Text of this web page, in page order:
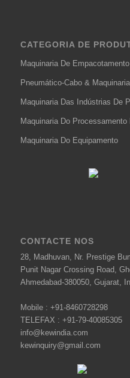
CATEGORIA DE
Maquinaria De
Pneumático-Cabo &
Maquinaria Das Indústrias De
Maquinaria Do Processamento
Maquinaria Do Equipamento
CONTACTE NOS
28, Madhuvan, Nr. Prestige
Punit Nagar Crossing Road,
Ahmedabad-380050, Gujarat,
Mobile : +91-8460728298
TELEFAX : +91-79-40085305
info@kewindia.com
kewinquiry@gmail.com